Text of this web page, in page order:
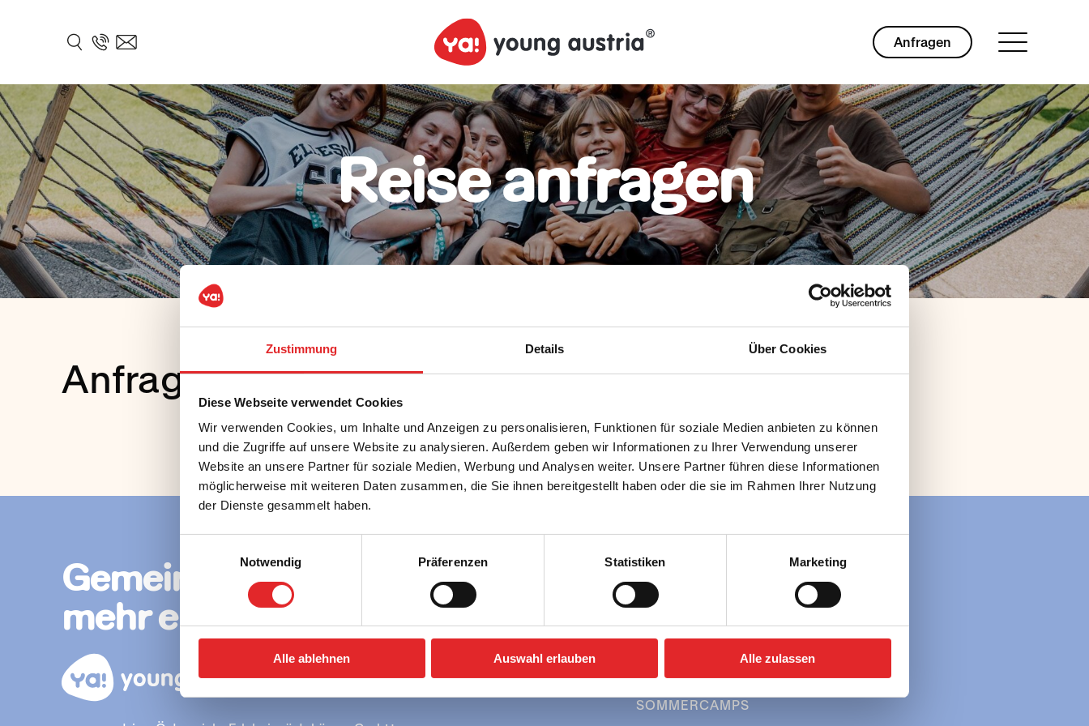
Zustimmung Details Über Cookies
Diese Webseite verwendet Cookies
Wir verwenden Cookies, um Inhalte und Anzeigen zu personalisieren, Funktionen für soziale Medien anbieten zu können
und die Zugriffe auf unsere Website zu analysieren. Außerdem geben wir Informationen zu Ihrer Verwendung unserer
Website an unsere Partner für soziale Medien, Werbung und Analysen weiter. Unsere Partner führen diese Informationen
möglicherweise mit weiteren Daten zusammen, die Sie ihnen bereitgestellt haben oder die sie im Rahmen Ihrer Nutzung
der Dienste gesammelt haben.
Notwendig
Präferenzen Statistiken Marketing
Alle ablehnen Auswahl erlauben Alle zulassen
Anfragen
Reise anfragen
Anfrageformular
Gemeinsam
mehr erleben.
SCHULEN
» Berge & Seen in Österreich
» Städtereisen in Europa
FREIZEITGRUPPEN
» Berge & Seen in Österreich
» Städtereisen in Europa
SOMMERCAMPS
ÜBER UNS
» Team
» FAQ